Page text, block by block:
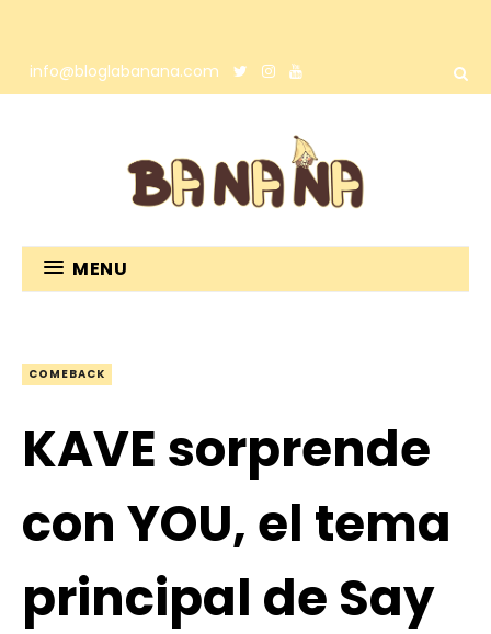
info@bloglabanana.com
MENU
COMEBACK
KAVE sorprende
con YOU, el tema
principal de Say